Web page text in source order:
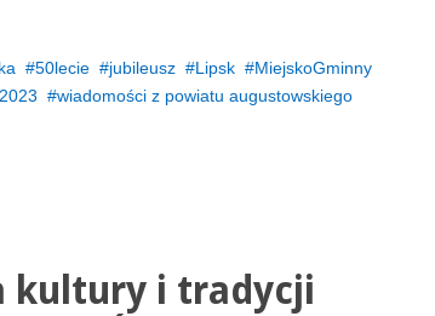
50lecie jubileusz Lipsk
MiejskoGminny
wiadomości z powiatu augustowskiego
kultury i tradycji